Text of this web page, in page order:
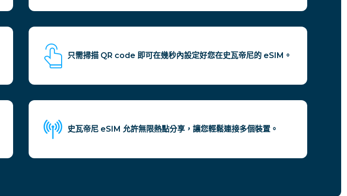
只需掃描 QR code 即可在幾秒內設定好您在史瓦帝尼的 eSIM。
史瓦帝尼 eSIM 允許無限熱點分享，讓您輕鬆連接多個裝置。